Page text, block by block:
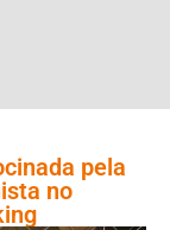
pela
no